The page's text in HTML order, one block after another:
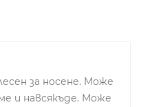
за носене. Може
и навсякъде. Може